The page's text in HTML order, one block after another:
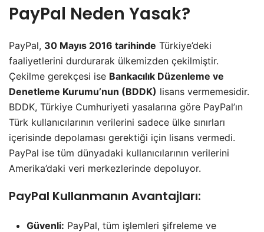
PayPal Neden Yasak?
PayPal, 30 Mayıs 2016 tarihinde Türkiye’deki
faaliyetlerini durdurarak ülkemizden çekilmiştir.
Çekilme gerekçesi ise Bankacılık Düzenleme ve
Denetleme Kurumu’nun (BDDK) lisans vermemesidir.
BDDK, Türkiye Cumhuriyeti yasalarına göre PayPal’ın
Türk kullanıcılarının verilerini sadece ülke sınırları
içerisinde depolaması gerektiği için lisans vermedi.
PayPal ise tüm dünyadaki kullanıcılarının verilerini
Amerika’daki veri merkezlerinde depoluyor.
PayPal Kullanmanın Avantajları:
Güvenli: PayPal, tüm işlemleri şifreleme ve